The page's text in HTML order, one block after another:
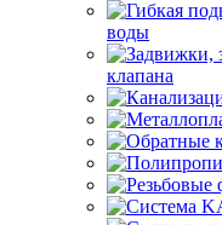
воды
клапана